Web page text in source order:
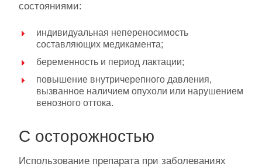
состояниями:
индивидуальная непереносимость
составляющих медикамента;
беременность и период лактации;
повышение внутричерепного давления,
вызванное наличием опухоли или нарушением
венозного оттока.
С осторожностью
Использование препарата при заболеваниях